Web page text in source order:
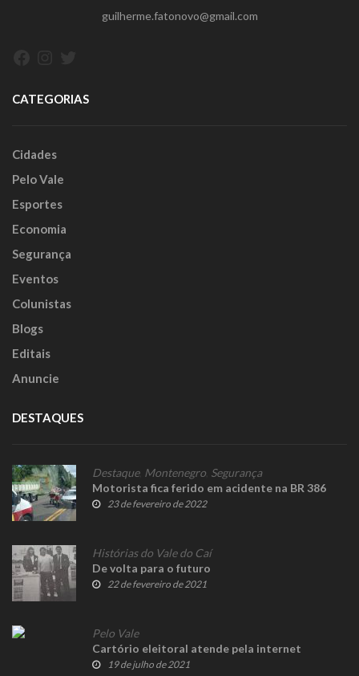
guilherme.fatonovo@gmail.com
CATEGORIAS
Cidades
Pelo Vale
Esportes
Economia
Segurança
Eventos
Colunistas
Blogs
Editais
Anuncie
DESTAQUES
Destaque, Montenegro Segurança
Motorista fica ferido em acidente na BR 386
23 de fevereiro de 2022
Histórias do Vale do Caí
De volta para o futuro
22 de fevereiro de 2021
Pelo Vale
Cartório eleitoral atende pela internet
19 de julho de 2021